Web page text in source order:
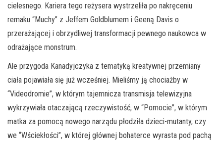
cielesnego. Kariera tego reżysera wystrzeliła po nakręceniu
remaku “Muchy” z Jeffem Goldblumem i Geeną Davis o
przerażającej i obrzydliwej transformacji pewnego naukowca w
odrażające monstrum.
Ale przygoda Kanadyjczyka z tematyką kreatywnej przemiany
ciała pojawiała się już wcześniej. Mieliśmy ją chociażby w
“Videodromie”, w którym tajemnicza transmisja telewizyjna
wykrzywiała otaczającą rzeczywistość, w “Pomocie”, w którym
matka za pomocą nowego narządu płodziła dzieci-mutanty, czy
we “Wściekłości”, w której głównej bohaterce wyrasta pod pachą